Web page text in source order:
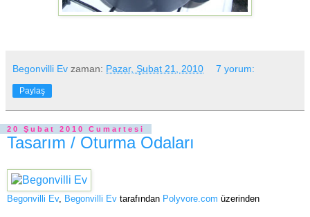
Begonvilli Ev zaman: Pazar, Şubat 21, 2010 7 yorum:
Paylaş
20 Şubat 2010 Cumartesi
Tasarım / Oturma Odaları
Begonvilli Ev, Begonvilli Ev tarafından Polyvore.com üzerinden